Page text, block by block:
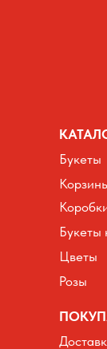
Букеты
Цветы
Розы
Букеты